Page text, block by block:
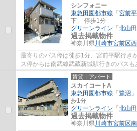
シンフォニー
東急田園都市線 「 宮前平
下」 停歩1分
グリーンライン 「 北山田
過去掲載物件
神奈川県川崎市宮前区
最寄りのバス停は徒歩1分、宮前平駅行き
ス停からは南武線武蔵新城駅行きのバス
がります。田園都市線（溝の口駅・梶ヶ谷
賃貸｜アパート
スカイコートA
東急田園都市線 「 鷺沼
歩1分
グリーンライン 「 北山田
過去掲載物件
神奈川県川崎市宮前区